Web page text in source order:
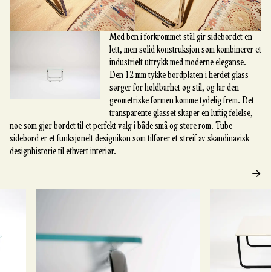
Med ben i forkrommet stål gir sidebordet en
lett, men solid konstruksjon som kombinerer et
industrielt uttrykk med moderne eleganse.
Den 12 mm tykke bordplaten i herdet glass
sørger for holdbarhet og stil, og lar den
geometriske formen komme tydelig frem. Det
transparente glasset skaper en luftig følelse,
noe som gjør bordet til et perfekt valg i både små og store rom. Tube
sidebord er et funksjonelt designikon som tilfører et streif av skandinavisk
designhistorie til ethvert interiør.
→